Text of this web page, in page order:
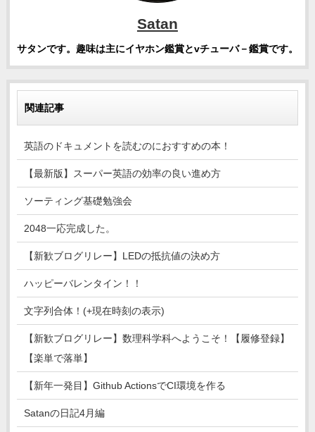
Satan
サタンです。趣味は主にイヤホン鑑賞とvチューバ－鑑賞です。
関連記事
英語のドキュメントを読むのにおすすめの本！
【最新版】スーパー英語の効率の良い進め方
ソーティング基礎勉強会
2048一応完成した。
【新歓ブログリレー】LEDの抵抗値の決め方
ハッピーバレンタイン！！
文字列合体！(+現在時刻の表示)
【新歓ブログリレー】数理科学科へようこそ！【履修登録】
【楽単で落単】
【新年一発目】Github ActionsでCI環境を作る
Satanの日記4月編